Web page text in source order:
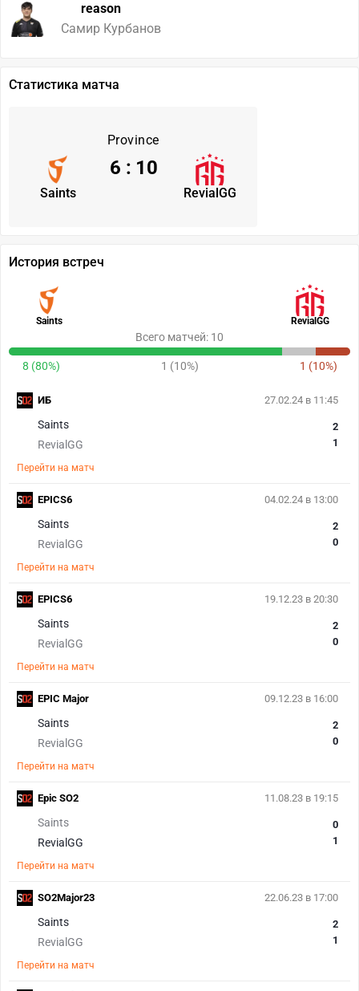
reason
Самир Курбанов
Статистика матча
Province
Saints RevialGG
6 : 10
История встреч
Saints RevialGG
Всего матчей: 10
8 (80%) 1 (10%) 1 (10%)
27.02.24 в 11:45
Saints
RevialGG
2
1
Перейти на матч
ИБ
04.02.24 в 13:00
Saints
RevialGG
2
0
Перейти на матч
EPICS6
19.12.23 в 20:30
Saints
RevialGG
2
0
Перейти на матч
EPICS6
09.12.23 в 16:00
Saints
RevialGG
2
0
Перейти на матч
EPIC Major
11.08.23 в 19:15
Saints
RevialGG
0
1
Перейти на матч
Epic SO2
22.06.23 в 17:00
Saints
RevialGG
2
1
Перейти на матч
SO2Major23